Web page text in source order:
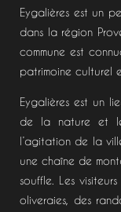
Eygalières est un
dans la région
commune est
patrimoine culturel
Eygalières est un
de la nature et
l’agitation de la
une chaîne de
souffle. Les
oliveraies, des